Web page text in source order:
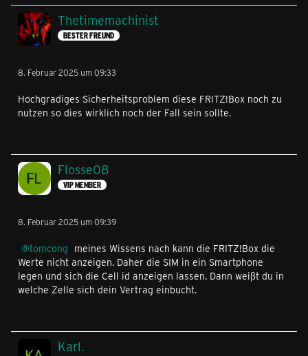
Thetimemachinist
BESTER FREUND
8. Februar 2025 um 09:33
Hochgradiges Sicherheitsproblem diese FRITZ!Box noch zu
nutzen so dies wirklich noch der Fall sein sollte.
Flosse08
VIP MEMBER
8. Februar 2025 um 09:39
tomcong meines Wissens nach kann die FRITZ!Box die
Werte nicht anzeigen. Daher die SIM in ein Smartphone
legen und sich die Cell id anzeigen lassen. Dann weißt du in
welche Zelle sich dein Vertrag einbucht.
Karl.